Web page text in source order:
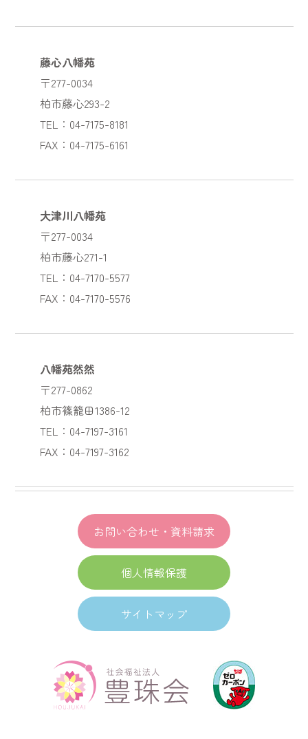
藤心八幡苑
〒277-0034
柏市藤心293-2
TEL：04-7175-8181
FAX：04-7175-6161
大津川八幡苑
〒277-0034
柏市藤心271-1
TEL：04-7170-5577
FAX：04-7170-5576
八幡苑然然
〒277-0862
柏市篠籠田1386-12
TEL：04-7197-3161
FAX：04-7197-3162
お問い合わせ・資料請求
個人情報保護
サイトマップ